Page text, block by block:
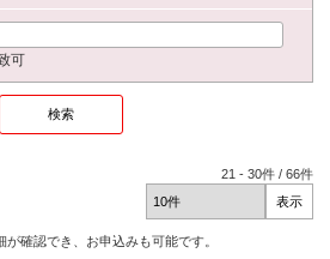
可
21 -30件 /66件
確認でき、お申込みも可能です。